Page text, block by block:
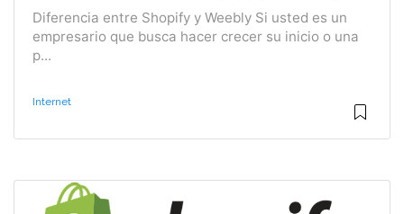
Diferencia entre Shopify y Weebly Si usted es un
empresario que busca hacer crecer su inicio o una
p...
Internet